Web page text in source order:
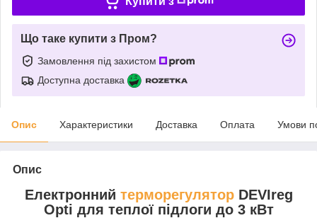
Що таке купити з Пром?
Замовлення під захистом
Доступна доставка
Опис Характеристики Доставка Оплата Умови
Опис
Електронний терморегуляторDEVIreg
Opti для теплої підлоги до 3 кВт